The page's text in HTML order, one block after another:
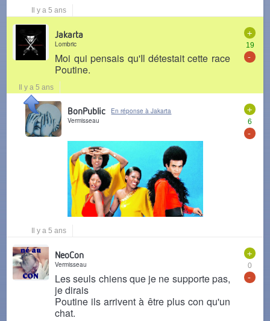
Il y a 5 ans
+
19
-
Jakarta
Lombric
Moi qui pensais qu'Il détestait cette race
Poutine.
Il y a 5 ans
+
6
-
BonPublic
En réponse à Jakarta
Vermisseau
Il y a 5 ans
+
0
-
NeoCon
Vermisseau
Les seuls chiens que je ne supporte pas,
je dirais
Poutine ils arrivent à être plus con qu'un
chat.